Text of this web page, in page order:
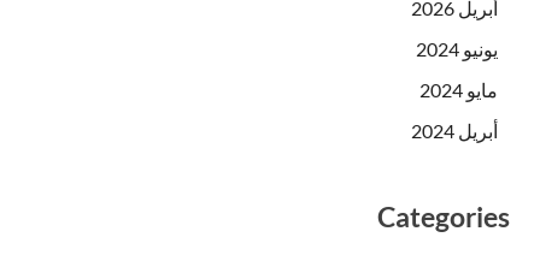
أبريل 2026
يونيو 2024
مايو 2024
أبريل 2024
Categories